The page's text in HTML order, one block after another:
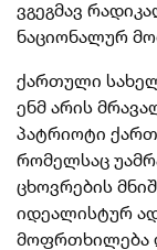
ვგეგმავ
ნაციონალურ
ქართული
ენმ არის
პატრიოტი
რომელსაც
ცხოვრების
იდეალისტურ
მოფრთხილება